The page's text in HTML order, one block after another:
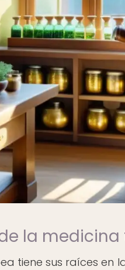
la
tiene sus raíces en